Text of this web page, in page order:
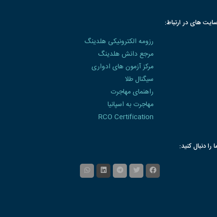
های در ارتباط:
رزومه الکترونیکی هلدینگ
مرجع دانش هلدینگ
مرکز آزمون های ادواری
سیگنال طلا
راهنمای مهاجرت
مهاجرت به اسپانیا
RCO Certification
را دنبال کنید: